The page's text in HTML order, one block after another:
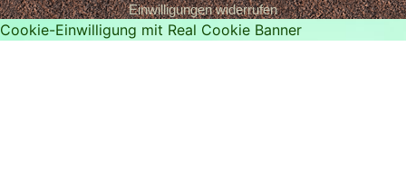
Einwilligungen widerrufen
Cookie-Einwilligung mit Real Cookie Banner